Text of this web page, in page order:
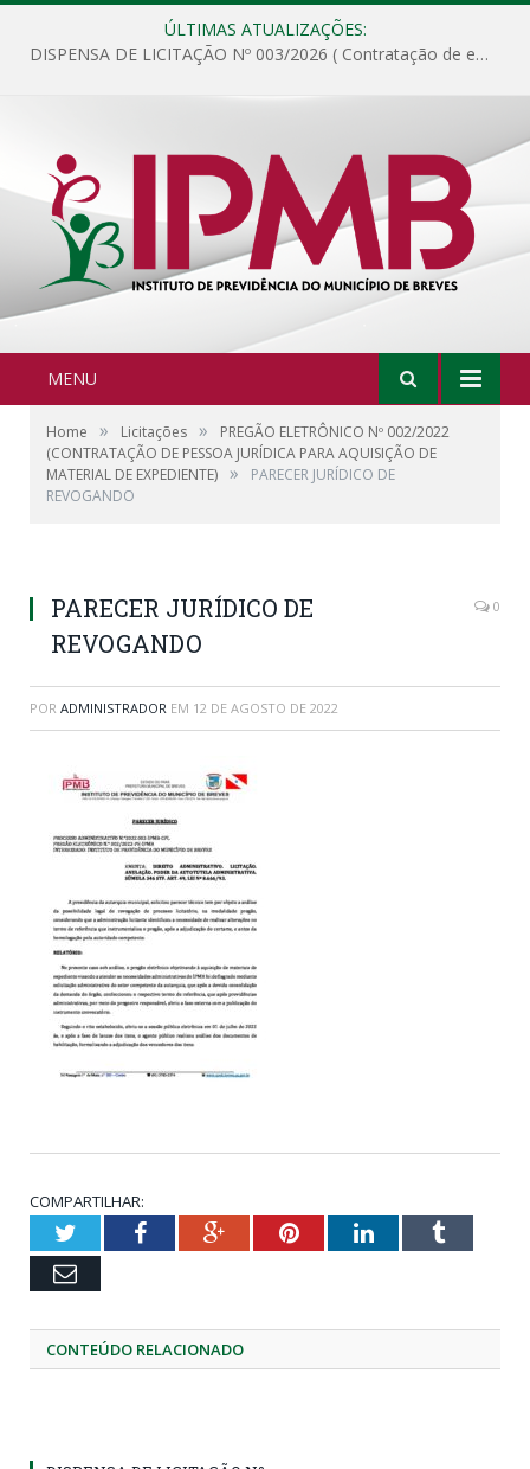
ÚLTIMAS ATUALIZAÇÕES:
DISPENSA DE LICITAÇÃO Nº 003/2026 ( Contratação de empresa para fornecimento de gêneros alimentícios não perecíveis, materiais de expediente, descartáveis, copa e cozinha, para análise e posterior publicação.)
MENU
Home » Licitações »
PREGÃO ELETRÔNICO Nº 002/2022
(CONTRATAÇÃO DE PESSOA JURÍDICA PARA AQUISIÇÃO DE
MATERIAL DE EXPEDIENTE) »
PARECER JURÍDICO DE
REVOGANDO
PARECER JURÍDICO DE
REVOGANDO
0
POR ADMINISTRADOR EM 12 DE AGOSTO DE 2022
COMPARTILHAR:
TwitterFacebookGoogle+PinterestLinkedInTumblr
Email
CONTEÚDO RELACIONADO